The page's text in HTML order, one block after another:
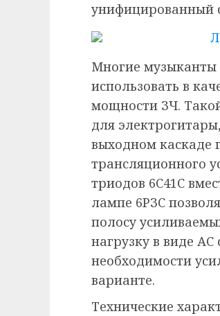
унифицированный
Многие музыканты
использовать в
мощности ЗЧ.
для
выходном каскаде
трансляционного
триодов 6С41С
лампе 6РЗС
полосу
нагрузку в виде
необходимости
варианте.
Технические